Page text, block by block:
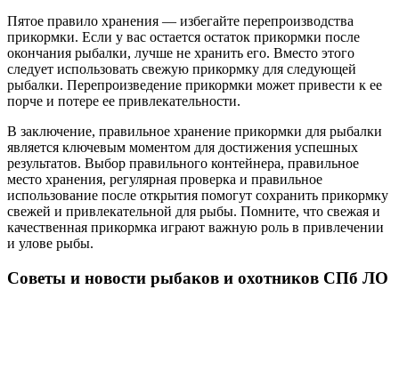
Пятое правило хранения — избегайте перепроизводства
прикормки. Если у вас остается остаток прикормки после
окончания рыбалки, лучше не хранить его. Вместо этого
следует использовать свежую прикормку для следующей
рыбалки. Перепроизведение прикормки может привести к ее
порче и потере ее привлекательности.
В заключение, правильное хранение прикормки для рыбалки
является ключевым моментом для достижения успешных
результатов. Выбор правильного контейнера, правильное
место хранения, регулярная проверка и правильное
использование после открытия помогут сохранить прикормку
свежей и привлекательной для рыбы. Помните, что свежая и
качественная прикормка играют важную роль в привлечении
и улове рыбы.
Советы и новости рыбаков и охотников СПб ЛО